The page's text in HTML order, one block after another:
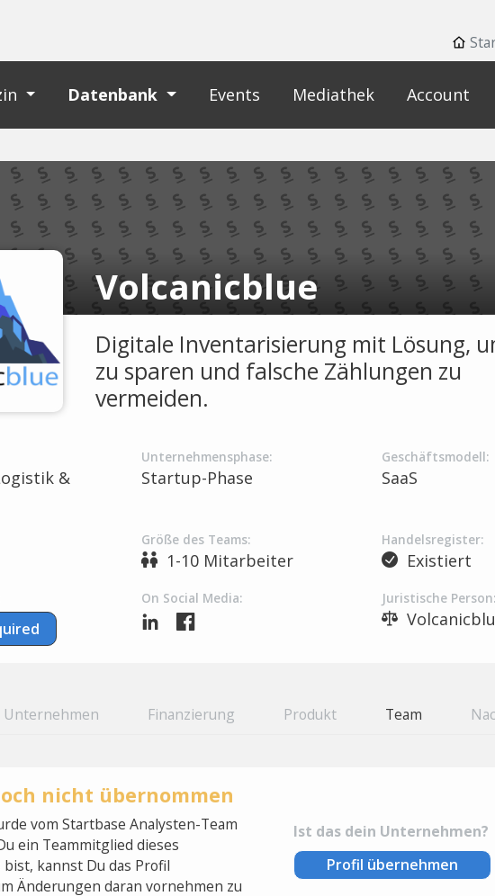
Datenbank Events Mediathek Account
Volcanicblue
Digitale Inventarisierung mit Lösung,
zu sparen und falsche Zählungen zu
vermeiden.
&
Unternehmensphase:
Startup-Phase
Geschäftsmodell:
SaaS
Größe des Teams:
1-10 Mitarbeiter
Handelsregister:
Existiert
On Social Media: Juristische Person:
Unternehmen Finanzierung Produkt Team
nicht übernommen
vom Startbase Analysten-Team
ein Teammitglied dieses
kannst Du das Profil
Änderungen daran vornehmen zu
Ist das dein Unternehmen?
Profil übernehmen